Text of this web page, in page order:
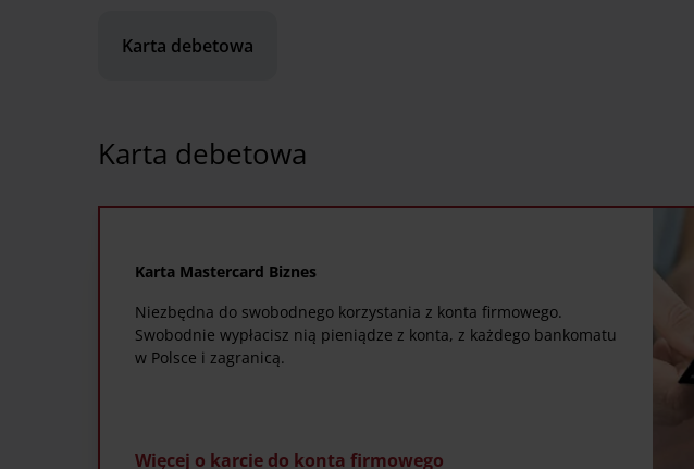
Karta debetowa
Karta debetowa
Karta Mastercard Biznes
Niezbędna do swobodnego korzystania z konta firmowego.
Swobodnie wypłacisz nią pieniądze z konta, z każdego bankomatu
w Polsce i zagranicą.
Więcej o karcie do konta firmowego